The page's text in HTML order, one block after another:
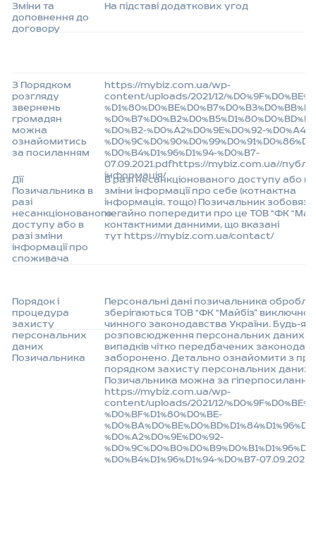
Зміни та
доповнення до
договору
На підставі додаткових угод
З Порядком
розгляду
звернень
громадян
можна
ознайомитись
за посиланням
https://mybiz.com.ua/wp-
content/uploads/2021/12/
%D0%B2-%D0%A2%D0%9E%D0%92-
%D0%B4%D1%96%D1%94-%D0%B7-
07.09.2021.pdfhttps://mybiz.com.ua//
інформація/
Дії
Позичальника в
разі
несанкціонованого
доступу або в
разі зміни
інформації про
споживача
В разі несанкціонованого доступу або в
зміни інформації про себе (котнактна
інформація, тощо) Позичальник
негайно попередити про це ТОВ “ФК
контактними данними, що вказані
тут https://mybiz.com.ua/contact/
Порядок і
процедура
захисту
персональних
даних
Позичальника
Персональні дані позичальника
зберігаються ТОВ “ФК “Майбіз” виключно
чинного законодавства України. Будь-
розповсюдження персональних даних,
випадків чітко передбачених
заборонено. Детально ознайомити з
порядком захисту персональних даних
Позичальника можна за
https://mybiz.com.ua/wp-
content/uploads/2021/12/
%D0%BF%D1%80%D0%BE-
%D0%A2%D0%9E%D0%92-
%D0%B4%D1%96%D1%94-%D0%B7-